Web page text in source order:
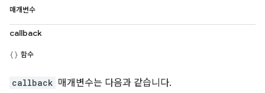
매개변수
callback
함수
callback 매개변수는 다음과 같습니다.